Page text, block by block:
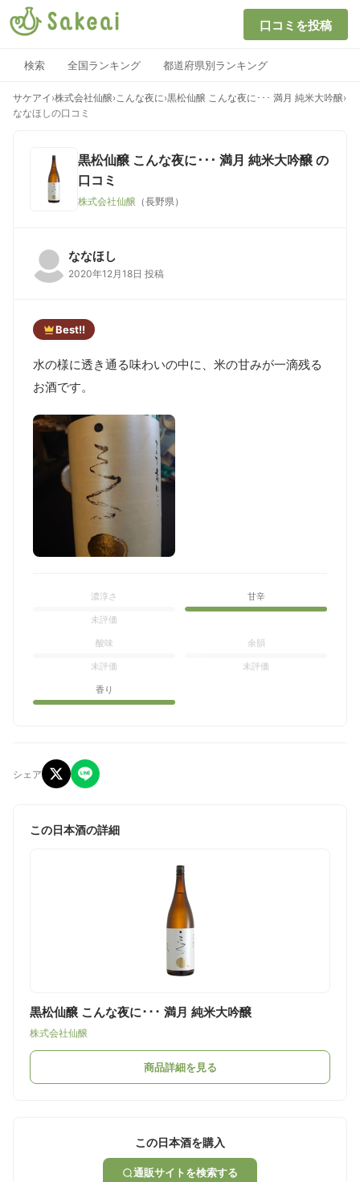
口コミを投稿
検索 全国ランキング 都道府県別ランキング
サケアイ ›株式会社仙醸›こんな夜に›黒松仙醸 こんな夜に･･･ 満月 純米大吟醸›
ななほしの口コミ
黒松仙醸 こんな夜に･･･ 満月 純米大吟醸 の
口コミ
株式会社仙醸 （長野県）
ななほし
2020年12月18日 投稿
Best!!
水の様に透き通る味わいの中に、米の甘みが一滴残る
お酒です。
濃淳さ
未評価
甘辛
酸味
未評価
余韻
未評価
香り
シェア
この日本酒の詳細
黒松仙醸 こんな夜に･･･ 満月 純米大吟醸
株式会社仙醸
商品詳細を見る
この日本酒を購入
通販サイトを検索する